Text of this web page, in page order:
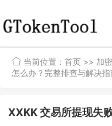
当前位置： 首页 >> 加
怎么办？完整排查与解决指
XXKK 交易所提现失